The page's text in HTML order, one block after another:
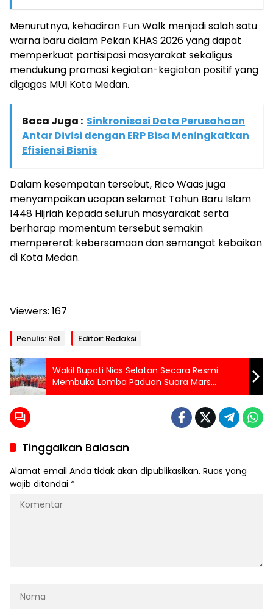
Menurutnya, kehadiran Fun Walk menjadi salah satu
warna baru dalam Pekan KHAS 2026 yang dapat
memperkuat partisipasi masyarakat sekaligus
mendukung promosi kegiatan-kegiatan positif yang
digagas MUI Kota Medan.
Baca Juga : Sinkronisasi Data Perusahaan
Antar Divisi dengan ERP Bisa Meningkatkan
Efisiensi Bisnis
Dalam kesempatan tersebut, Rico Waas juga
menyampaikan ucapan selamat Tahun Baru Islam
1448 Hijriah kepada seluruh masyarakat serta
berharap momentum tersebut semakin
mempererat kebersamaan dan semangat kebaikan
di Kota Medan.
Viewers: 167
Penulis: Rel Editor: Redaksi
Wakil Bupati Nias Selatan Secara Resmi
Membuka Lomba Paduan Suara Mars
Perjuangan Nias Selatan
Tinggalkan Balasan
Alamat email Anda tidak akan dipublikasikan. Ruas yang
wajib ditandai *